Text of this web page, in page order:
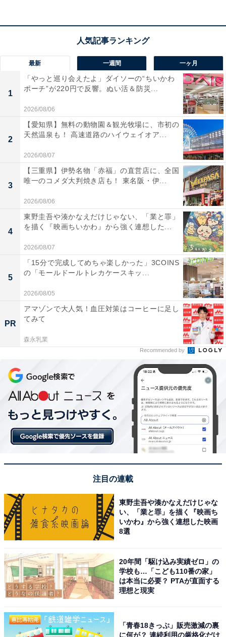
ユーザーからは「タイピングが心地よい」「充電が長持
ちする」という声があがっています。一方で、「持ち運
びには少しサイズが大きい」という声も。デスクワーク
で数字入力を効率化したい人や、Apple製品で環境を統
一したい人には、おすすめの商品といえそうです。
あわせて読みたい
【Amazonセール】Anker「急速充電器」が
【今日チェックしたい】Appleの人気商品5選
Apple「Touch ID搭載Magic Keyboard（テンキー付
き）- 日本語（JIS）」
Keyboard(テンキー付き)- 日本語(JIS)- ホワイトキー ​​​​​​​
Amazonで見る
Apple「Touch ID搭載Magic Keyboard - 英語
（US）」
最新 一週間 一ヶ月
1
「やっと巡り会えたよ」ダイソーの“ちいかわ
ポーチ”が220円で反響。ぬい活＆防災...
2026/08/06
2
【愛知県】無料の動物園＆観光牧場に、市初の
天然温泉も！ 高速道路のハイウェイオア...
2026/08/07
3
【三重県】伊勢名物「赤福」の直営店に、全国
唯一のコメダ大判焼き店も！ 東名阪・伊...
2026/08/06
4
東野圭吾や湊かなえだけじゃない、「業と罪」
を描く『映画ちいかわ』から強く連想した...
2026/08/07
5
「15分で完成してめちゃ楽しかった」3COINS
の「モールドールトレカケースキッ...
2026/08/05
PR
アマゾンで大人気！血圧対策はコーヒーに足し
てみて
森永乳業
Recommended by
注目の連載
東野圭吾や湊かなえだけじゃな
い、「業と罪」を描く『映画ち
いかわ』から強く連想した映画
8選
20年間「駆け込み実績ゼロ」の
学校も…「こども110番の家」
は本当に必要？ PTAが直面する
理想と現実
「青春18きっぷ」販売激減の裏
に何が？ 連続利用の厳格化だけ